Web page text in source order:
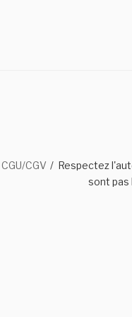
CGU/CGV
Respectez
sont pas